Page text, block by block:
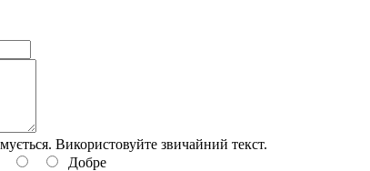
Використовуйте звичайний текст.
Добре